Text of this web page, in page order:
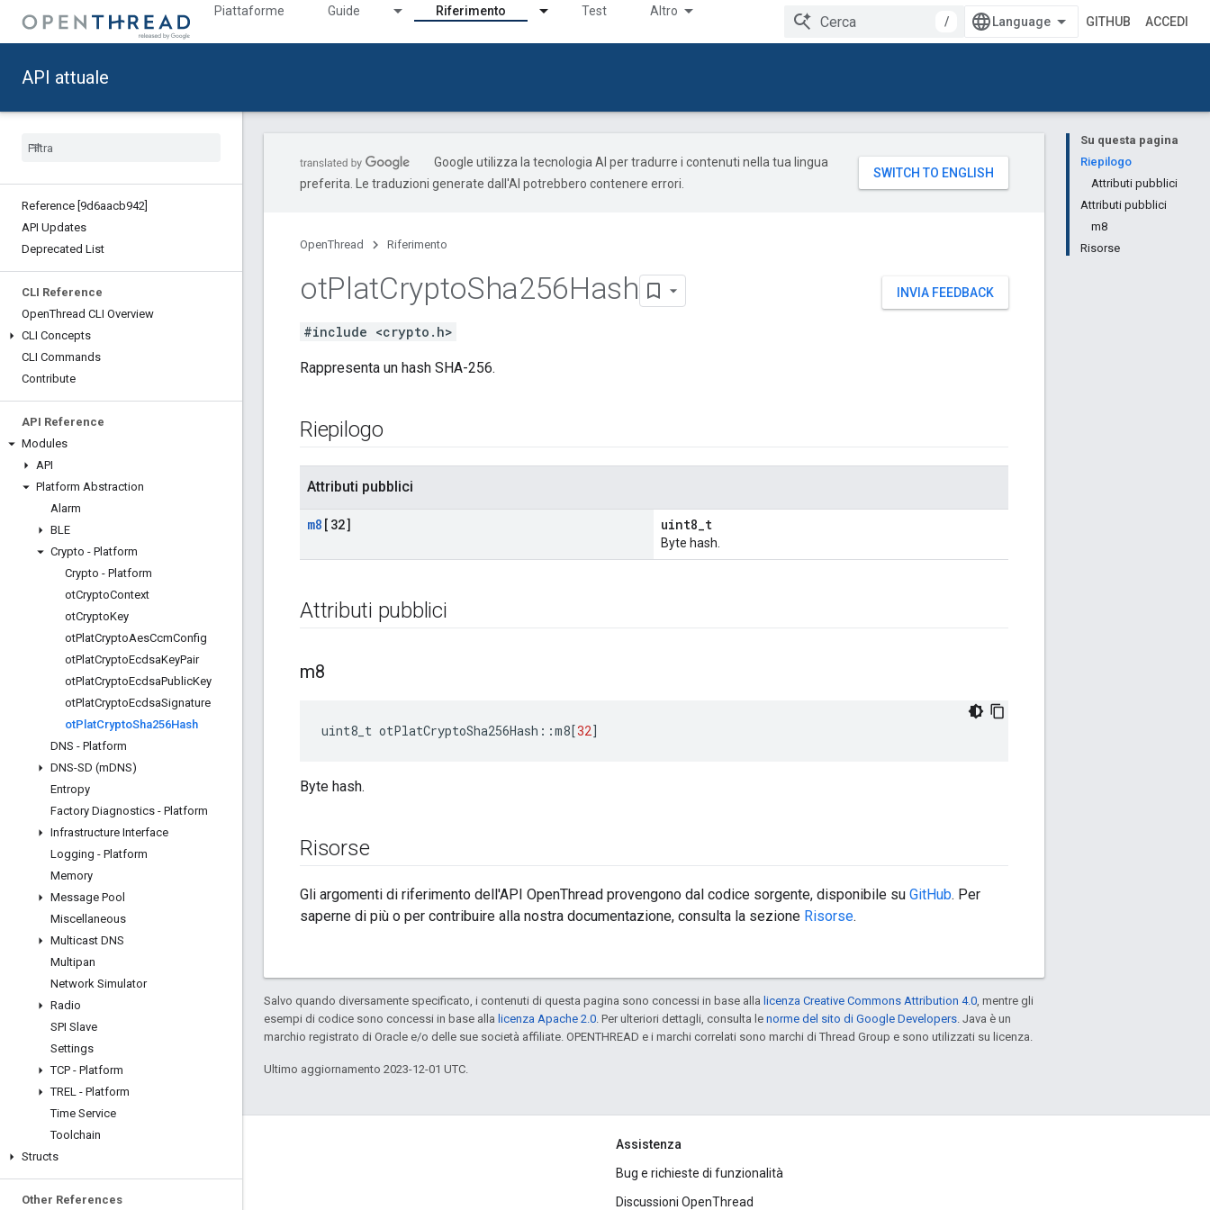
Piattaforme Guide Riferimento Test Altro
/ GITHUB ACCEDI
API attuale
Reference [9d6aacb942]
API Updates
Deprecated List
CLI Reference
OpenThread CLI Overview
CLI Concepts
CLI Commands
Contribute
API Reference
Modules
API
Platform Abstraction
Alarm
BLE
Crypto - Platform
Crypto - Platform
otCryptoContext
otCryptoKey
otPlatCryptoAesCcmConfig
otPlatCryptoEcdsaKeyPair
otPlatCryptoEcdsaPublicKey
otPlatCryptoEcdsaSignature
otPlatCryptoSha256Hash
DNS - Platform
DNS-SD (mDNS)
Entropy
Factory Diagnostics - Platform
Infrastructure Interface
Logging - Platform
Memory
Message Pool
Miscellaneous
Multicast DNS
Multipan
Network Simulator
Radio
SPI Slave
Settings
TCP - Platform
TREL - Platform
Time Service
Toolchain
Structs
Other References
Su questa pagina
Riepilogo
Attributi pubblici
Attributi pubblici
m8
Risorse
Google utilizza la tecnologia AI per tradurre i contenuti nella tua lingua
preferita. Le traduzioni generate dall'AI potrebbero contenere errori.
OpenThread Riferimento
INVIA FEEDBACK
otPlatCryptoSha256Hash
#include <crypto.h>
Rappresenta un hash SHA-256.
Riepilogo
Attributi pubblici
m8 [32] uint8_t
Byte hash.
Attributi pubblici
m8
uint8_t otPlatCryptoSha256Hash ::m8[32]
Byte hash.
Risorse
Gli argomenti di riferimento dell'API OpenThread provengono dal codice sorgente, disponibile su GitHub. Per
saperne di più o per contribuire alla nostra documentazione, consulta la sezione Risorse.
Salvo quando diversamente specificato, i contenuti di questa pagina sono concessi in base alla licenza Creative Commons Attribution 4.0, mentre gli
esempi di codice sono concessi in base alla licenza Apache 2.0. Per ulteriori dettagli, consulta le norme del sito di Google Developers. Java è un
marchio registrato di Oracle e/o delle sue società affiliate. OPENTHREAD e i marchi correlati sono marchi di Thread Group e sono utilizzati su licenza.
Ultimo aggiornamento 2023-12-01 UTC.
Border Router
Assistenza
Bug e richieste di funzionalità
Discussioni OpenThread